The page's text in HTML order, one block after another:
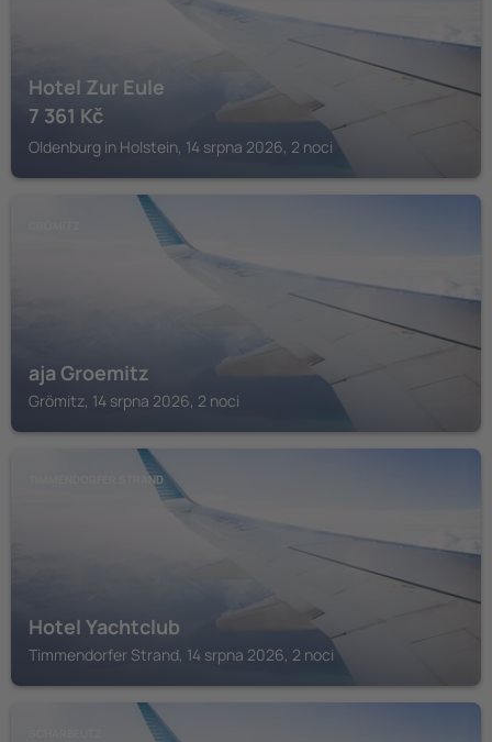
Hotel Zur Eule
7 361 Kč
Oldenburg in Holstein, 14 srpna 2026, 2 noci
aja Groemitz
Grömitz, 14 srpna 2026, 2 noci
TIMMENDORFER STRAND
Hotel Yachtclub
Timmendorfer Strand, 14 srpna 2026, 2 noci